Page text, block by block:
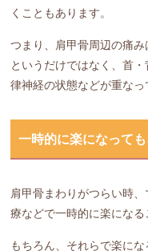
くこともあります。
つまり、肩甲骨周辺の痛み
というだけではなく、首
律神経の状態などが重なっ
一時的に楽になって
肩甲骨まわりがつらい時
療などで一時的に楽になる
もちろん、それらで楽にな